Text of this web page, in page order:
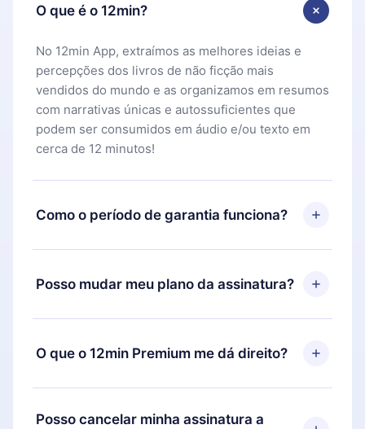
O que é o 12min?
No 12min App, extraímos as melhores ideias e
percepções dos livros de não ficção mais
vendidos do mundo e as organizamos em resumos
com narrativas únicas e autossuficientes que
podem ser consumidos em áudio e/ou texto em
cerca de 12 minutos!
Como o período de garantia funciona?
Você pode baixar nosso aplicativo e começar a
aproveitar nossa biblioteca. Se por algum motivo
não ficar satisfeito com nossa plataforma, basta
e solicitar o reembolso do valor. Você receberá
Posso mudar meu plano da assinatura?
Sim, mas a mudança só se aplicará a partir do
próximo período de cobrança. Por exemplo, se
você decidiu mudar sua assinatura mensal para
após o aniversário de cobrança daquele mês.
O que o 12min Premium me dá direito?
O 12min Premium é um plano que te garante
acesso a toda nossa biblioteca de 2500+ títulos
Posso cancelar minha assinatura a